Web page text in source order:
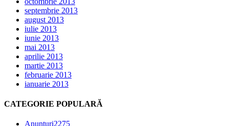
septembrie 2013
august 2013
iulie 2013
iunie 2013
mai 2013
aprilie 2013
martie 2013
februarie 2013
ianuarie 2013
CATEGORIE POPULARĂ
Anunțuri2275